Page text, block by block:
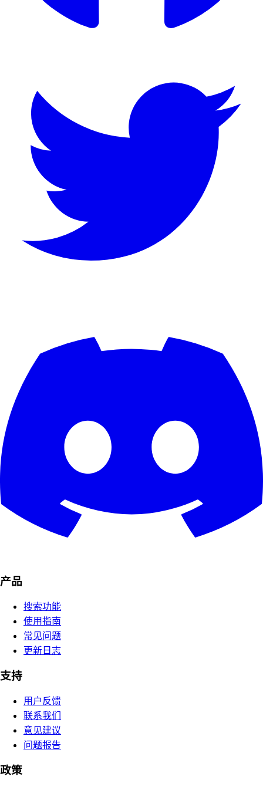
产品
搜索功能
使用指南
常见问题
更新日志
支持
用户反馈
联系我们
意见建议
问题报告
政策